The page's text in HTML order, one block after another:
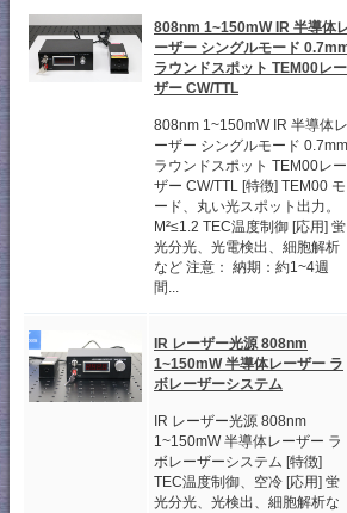
808nm 1~150mW IR 半導体
ーザー シングルモード
ラウンドスポット TEM00レー
ザー CW/TTL
808nm 1~150mW IR 半導体レ
ーザー シングルモード 0.7mm
ラウンドスポット TEM00レー
ザー CW/TTL [特徴] TEM00 モ
ード、丸い光スポット出力。
M²≤1.2 TEC温度制御 [応用] 蛍
光分光、光電検出、細胞解析
など 注意： 納期：約1~4週
間...
IR レーザー光源 808nm
1~150mW 半導体レーザー ラ
ボレーザーシステム
IR レーザー光源 808nm
1~150mW 半導体レーザー ラ
ボレーザーシステム [特徴]
TEC温度制御、空冷 [応用] 蛍
光分光、光検出、細胞解析な